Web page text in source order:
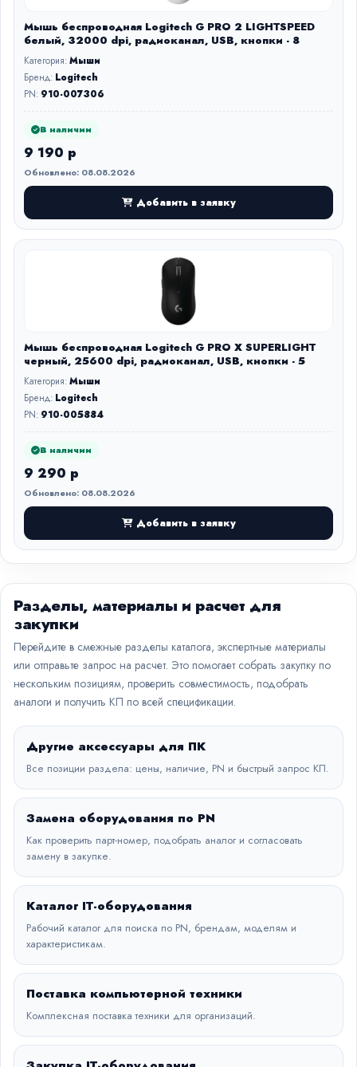
Мышь беспроводная Logitech G PRO 2 LIGHTSPEED
белый, 32000 dpi, радиоканал, USB, кнопки - 8
Категория:Мыши
Бренд: Logitech
PN: 910-007306
В наличии
9 190 р
Обновлено: 08.08.2026
Добавить в заявку
Мышь беспроводная Logitech G PRO X SUPERLIGHT
черный, 25600 dpi, радиоканал, USB, кнопки - 5
Категория:Мыши
Бренд: Logitech
PN: 910-005884
В наличии
9 290 р
Обновлено: 08.08.2026
Добавить в заявку
Разделы, материалы и расчет для
закупки
Перейдите в смежные разделы каталога, экспертные материалы
или отправьте запрос на расчет. Это помогает собрать закупку по
нескольким позициям, проверить совместимость, подобрать
аналоги и получить КП по всей спецификации.
Другие аксессуары для ПК
Все позиции раздела: цены, наличие, PN и быстрый запрос КП.
Замена оборудования по PN
Как проверить парт-номер, подобрать аналог и согласовать
замену в закупке.
Каталог IT-оборудования
Рабочий каталог для поиска по PN, брендам, моделям и
характеристикам.
Поставка компьютерной техники
Комплексная поставка техники для организаций.